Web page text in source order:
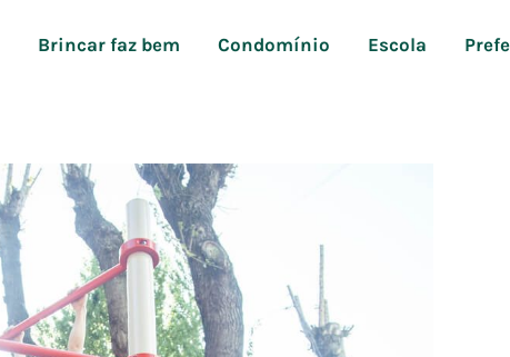
Brincar faz bem Condomínio Escola